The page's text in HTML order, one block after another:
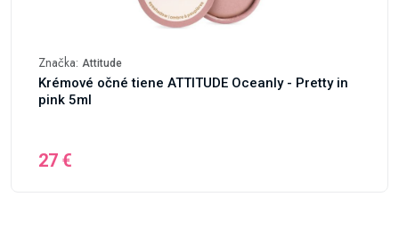
Značka: Attitude
Krémové očné tiene ATTITUDE Oceanly - Pretty in
pink 5ml
27 €